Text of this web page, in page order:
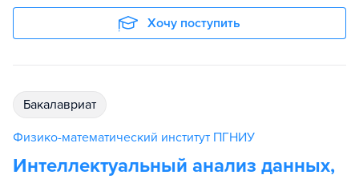
Хочу поступить
бакалавриат
Физико-математический институт ПГНИУ
Интеллектуальный анализ данных,